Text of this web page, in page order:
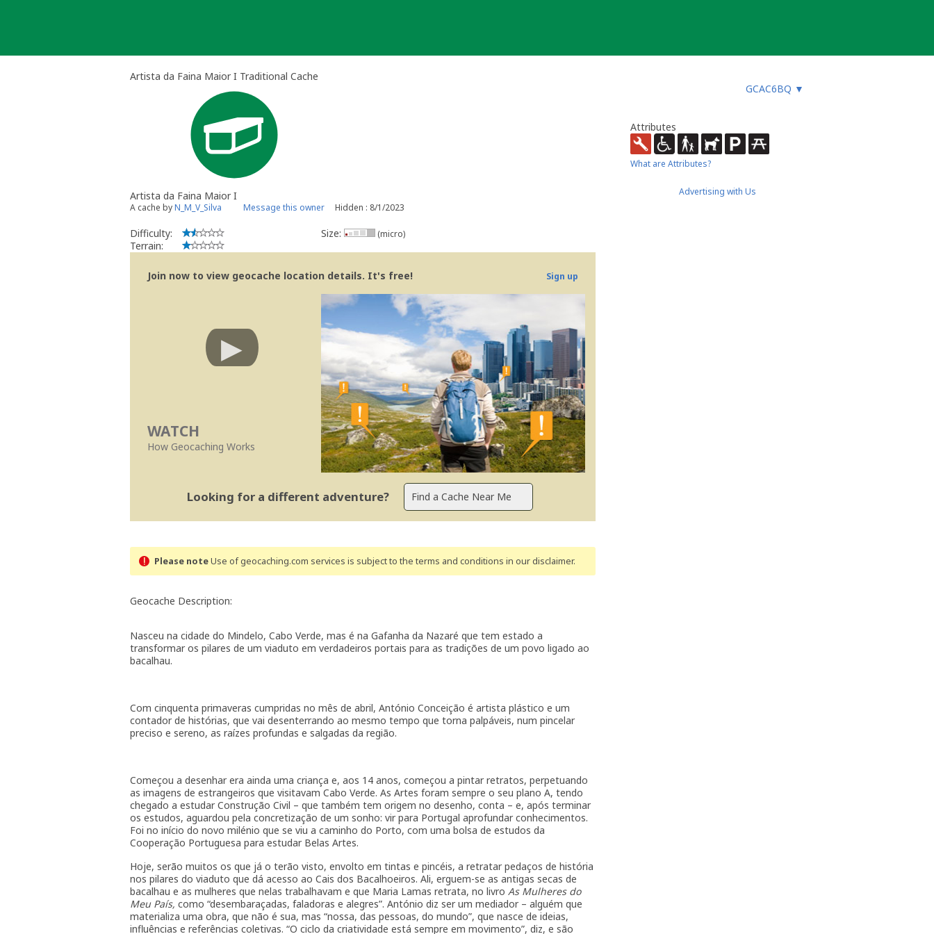
Artista da Faina Maior I Traditional Cache
GCAC6BQ ▼
Artista da Faina Maior I
A cache byN_M_V_Silva Message this owner Hidden : 8/1/2023
Difficulty:
Terrain:
Size: (micro)
Join now to view geocache location details. It's free! Sign up
WATCH
How Geocaching Works
Looking for a different adventure?
Please noteUse of geocaching.com services is subject to the terms and conditions in our disclaimer.
Geocache Description:
Nasceu na cidade do Mindelo, Cabo Verde, mas é na Gafanha da Nazaré que tem estado a
transformar os pilares de um viaduto em verdadeiros portais para as tradições de um povo ligado ao
bacalhau.
Com cinquenta primaveras cumpridas no mês de abril, António Conceição é artista plástico e um
contador de histórias, que vai desenterrando ao mesmo tempo que torna palpáveis, num pincelar
preciso e sereno, as raízes profundas e salgadas da região.
Começou a desenhar era ainda uma criança e, aos 14 anos, começou a pintar retratos, perpetuando
as imagens de estrangeiros que visitavam Cabo Verde. As Artes foram sempre o seu plano A, tendo
chegado a estudar Construção Civil – que também tem origem no desenho, conta – e, após terminar
os estudos, aguardou pela concretização de um sonho: vir para Portugal aprofundar conhecimentos.
Foi no início do novo milénio que se viu a caminho do Porto, com uma bolsa de estudos da
Cooperação Portuguesa para estudar Belas Artes.
Hoje, serão muitos os que já o terão visto, envolto em tintas e pincéis, a retratar pedaços de história
nos pilares do viaduto que dá acesso ao Cais dos Bacalhoeiros. Ali, erguem-se as antigas secas de
bacalhau e as mulheres que nelas trabalhavam e que Maria Lamas retrata, no livro As Mulheres do
Meu País, como “desembaraçadas, faladoras e alegres”. António diz ser um mediador – alguém que
materializa uma obra, que não é sua, mas “nossa, das pessoas, do mundo”, que nasce de ideias,
influências e referências coletivas. “O ciclo da criatividade está sempre em movimento”, diz, e são
Attributes
What are Attributes?
Advertising with Us